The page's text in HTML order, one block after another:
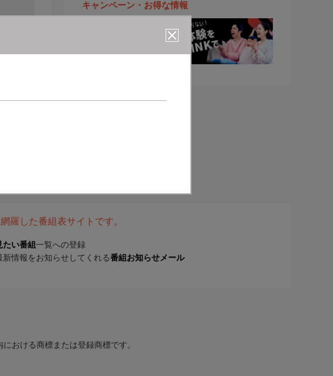
キャンペーン・お得な情報
羅した番組表サイトです。
たい番組 一覧への登録
情報をお知らせしてくれる番組お知らせメール
おける商標または登録商標です。